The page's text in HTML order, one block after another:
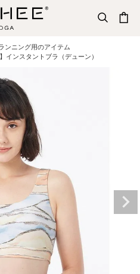
ンニング用のアイテム
インスタントブラ（デューン）